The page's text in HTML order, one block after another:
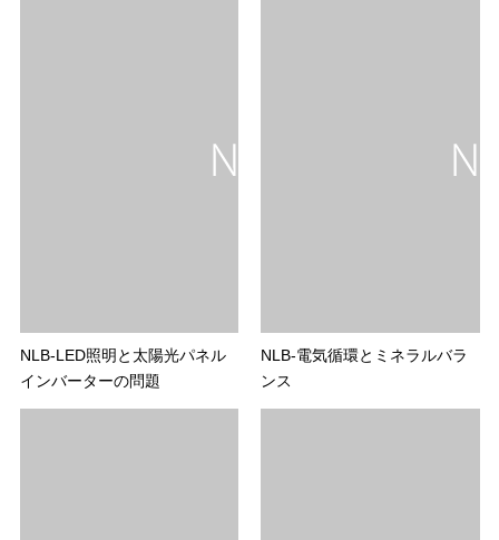
NLB-LED照明と太陽光パネル
インバーターの問題
NLB-電気循環とミネラルバラ
ンス